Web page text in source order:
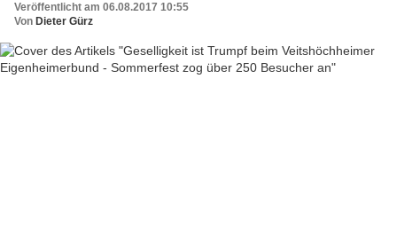
Veröffentlicht am 06.08.2017 10:55
Von Dieter Gürz